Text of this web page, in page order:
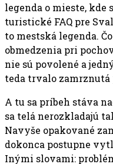
legenda o mieste, kde
turistické FAQ pre
to mestská legenda.
obmedzenia pri
nie sú povolené a
teda trvalo zamrznutá
A tu sa príbeh stáva
sa telá nerozkladajú
Navyše opakované
dokonca postupne
Inými slovami: